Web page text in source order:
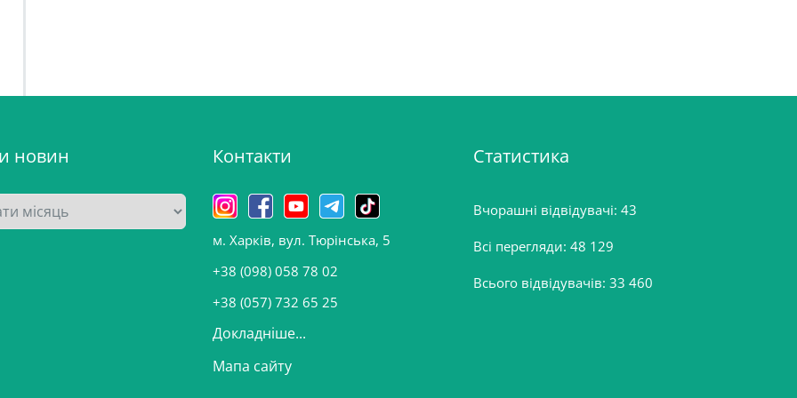
новин Контакти
м. Харків, вул. Тюрінська, 5
+38 (098) 058 78 02
+38 (057) 732 65 25
Докладніше...
Мапа сайту
Статистика
Вчорашні відвідувачі: 43
Всі перегляди: 48 129
Всього відвідувачів: 33 460